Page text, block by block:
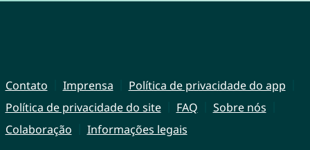
Contato Imprensa
Política de privacidade do app
Política de privacidade do site
FAQ
Sobre nós
Colaboração
Informações legais